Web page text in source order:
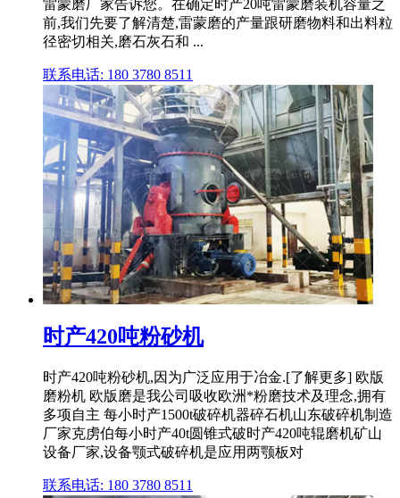
雷蒙磨厂家告诉您。在确定时产20吨雷蒙磨装机容量之
前,我们先要了解清楚,雷蒙磨的产量跟研磨物料和出料粒
径密切相关,磨石灰石和 ...
联系电话: 180 3780 8511
时产420吨粉砂机
时产420吨粉砂机,因为广泛应用于冶金.[了解更多] 欧版
磨粉机 欧版磨是我公司吸收欧洲*粉磨技术及理念,拥有
多项自主 每小时产1500t破碎机器碎石机山东破碎机制造
厂家克虏伯每小时产40t圆锥式破时产420吨辊磨机矿山
设备厂家,设备颚式破碎机是应用两颚板对
联系电话: 180 3780 8511